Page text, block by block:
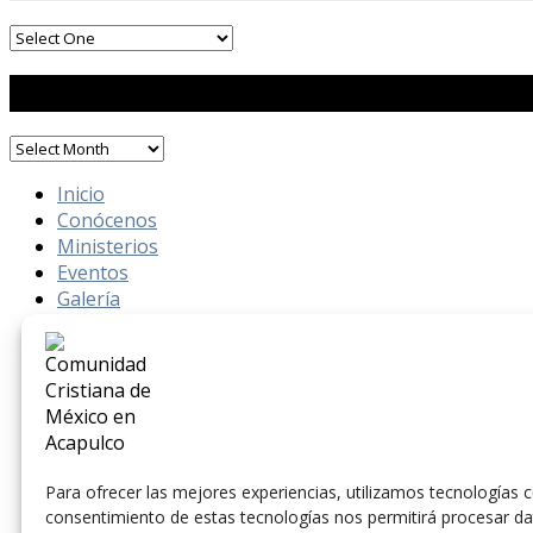
Para ofrecer las mejores experiencias, utilizamos
consentimiento de estas tecnologías nos permitirá procesar
Inicio
Conócenos
Ministerios
Eventos
Galería
Contacto
En VIVO